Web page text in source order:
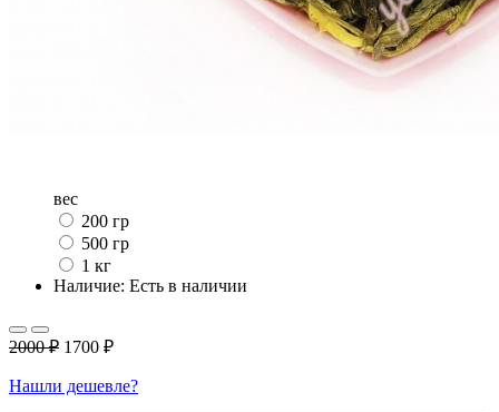
вес
200 гр
500 гр
1 кг
Наличие: Есть в наличии
2000 ₽ 1700 ₽
Нашли дешевле?